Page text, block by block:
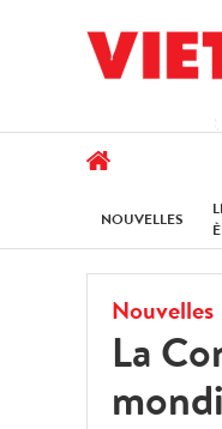
NOUVELLES
Nouvelles
La